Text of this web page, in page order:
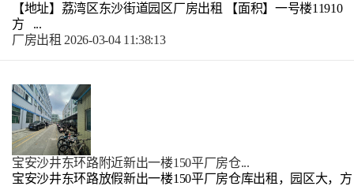
【地址】荔湾区东沙街道园区厂房出租 【面积】一号楼11910
方 ...
厂房出租 2026-03-04 11:38:13
宝安沙井东环路附近新出一楼150平厂房仓...
宝安沙井东环路放假新出一楼150平厂房仓库出租，园区大，方